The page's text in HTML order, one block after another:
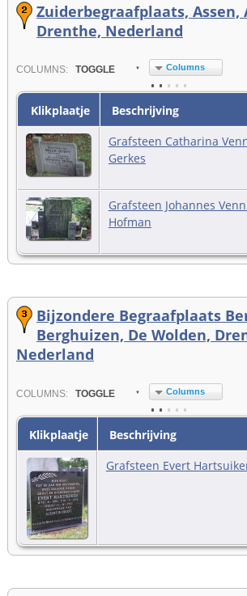
Zuiderbegraafplaats, Assen,
Drenthe, Nederland
COLUMN S: TOGGLE Columns
Klikplaatje
Beschrijving
Grafsteen Catharina
Gerkes
Grafsteen Johannes
Hofman
Bijzondere Begraafplaats
Berghuizen, De Wolden,
Nederland
COLUMN S: TOGGLE Columns
Klikplaatje
Beschrijving
Grafsteen Evert